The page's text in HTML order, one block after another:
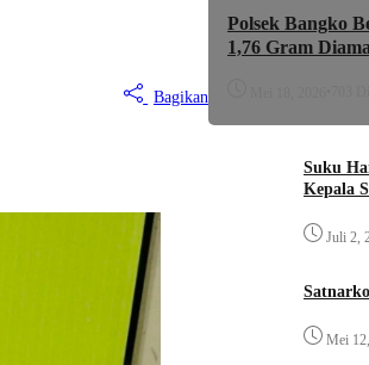
Bagikan
Polsek Bangko
1,76 Gram
Suku
Kepala
Juli 2,
Mei